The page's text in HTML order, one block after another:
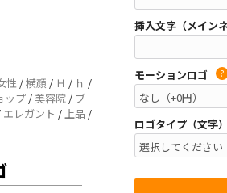
性 /横顔 / Ｈ / ｈ /
ップ /美容院 / ブ
エレガント /上品 /
挿入文字（メインネ
モーションロゴ ?
ロゴタイプ（文字